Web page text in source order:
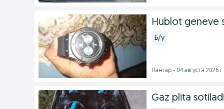
Hublot geneve
Б/у
Лангар - 04 августа 2026 г.
Gaz plita sotiladi